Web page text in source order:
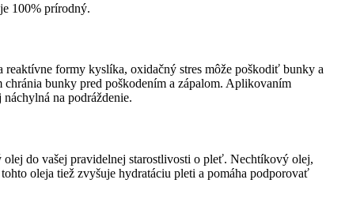
100% prírodný.
formy kyslíka, oxidačný stres môže poškodiť bunky a
bunky pred poškodením a zápalom. Aplikovaním
na podráždenie.
do vašej pravidelnej starostlivosti o pleť. Nechtíkový olej,
oleja tiež zvyšuje hydratáciu pleti a pomáha podporovať